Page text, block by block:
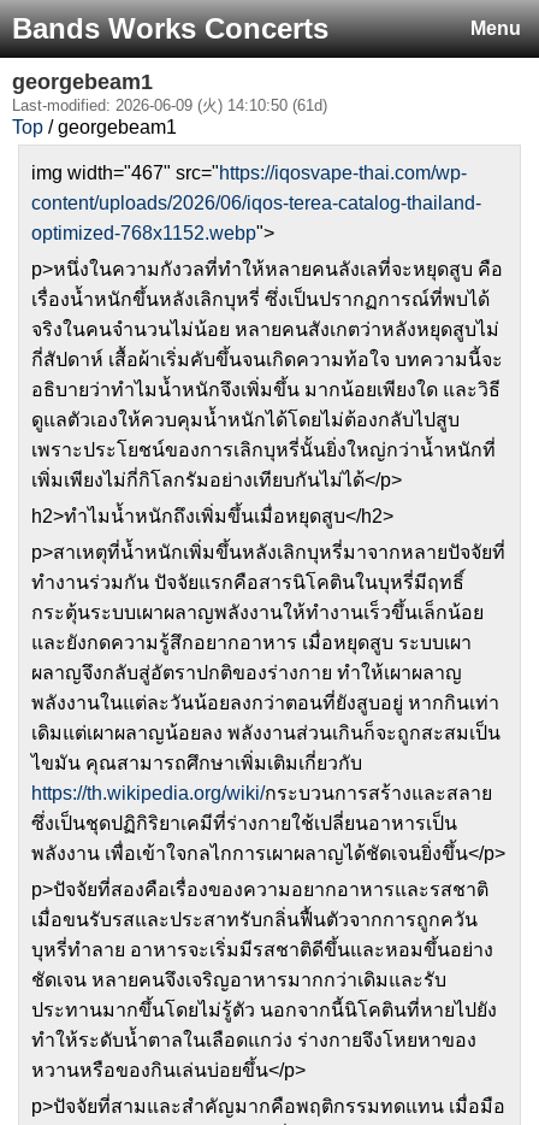
Menu
Bands Works Concerts
georgebeam1
Last-modified: 2026-06-09 (火) 14:10:50 (61d)
Top / georgebeam1
img width="467" src="https://iqosvape-thai.com/wp-
content/uploads/2026/06/iqos-terea-catalog-thailand-
optimized-768x1152.webp">
p>หนึ่งในความกังวลที่ทำให้หลายคนลังเลที่จะหยุดสูบ คือ
เรื่องน้ำหนักขึ้นหลังเลิกบุหรี่ ซึ่งเป็นปรากฏการณ์ที่พบได้
จริงในคนจำนวนไม่น้อย หลายคนสังเกตว่าหลังหยุดสูบไม่
กี่สัปดาห์ เสื้อผ้าเริ่มคับขึ้นจนเกิดความท้อใจ บทความนี้จะ
อธิบายว่าทำไมน้ำหนักจึงเพิ่มขึ้น มากน้อยเพียงใด และวิธี
ดูแลตัวเองให้ควบคุมน้ำหนักได้โดยไม่ต้องกลับไปสูบ
เพราะประโยชน์ของการเลิกบุหรี่นั้นยิ่งใหญ่กว่าน้ำหนักที่
เพิ่มเพียงไม่กี่กิโลกรัมอย่างเทียบกันไม่ได้</p>
h2>ทำไมน้ำหนักถึงเพิ่มขึ้นเมื่อหยุดสูบ</h2>
p>สาเหตุที่น้ำหนักเพิ่มขึ้นหลังเลิกบุหรี่มาจากหลายปัจจัยที่
ทำงานร่วมกัน ปัจจัยแรกคือสารนิโคตินในบุหรี่มีฤทธิ์
กระตุ้นระบบเผาผลาญพลังงานให้ทำงานเร็วขึ้นเล็กน้อย
และยังกดความรู้สึกอยากอาหาร เมื่อหยุดสูบ ระบบเผา
ผลาญจึงกลับสู่อัตราปกติของร่างกาย ทำให้เผาผลาญ
พลังงานในแต่ละวันน้อยลงกว่าตอนที่ยังสูบอยู่ หากกินเท่า
เดิมแต่เผาผลาญน้อยลง พลังงานส่วนเกินก็จะถูกสะสมเป็น
ไขมัน คุณสามารถศึกษาเพิ่มเติมเกี่ยวกับ
https://th.wikipedia.org/wiki/กระบวนการสร้างและสลาย
ซึ่งเป็นชุดปฏิกิริยาเคมีที่ร่างกายใช้เปลี่ยนอาหารเป็น
พลังงาน เพื่อเข้าใจกลไกการเผาผลาญได้ชัดเจนยิ่งขึ้น</p>
p>ปัจจัยที่สองคือเรื่องของความอยากอาหารและรสชาติ
เมื่อขนรับรสและประสาทรับกลิ่นฟื้นตัวจากการถูกควัน
บุหรี่ทำลาย อาหารจะเริ่มมีรสชาติดีขึ้นและหอมขึ้นอย่าง
ชัดเจน หลายคนจึงเจริญอาหารมากกว่าเดิมและรับ
ประทานมากขึ้นโดยไม่รู้ตัว นอกจากนี้นิโคตินที่หายไปยัง
ทำให้ระดับน้ำตาลในเลือดแกว่ง ร่างกายจึงโหยหาของ
หวานหรือของกินเล่นบ่อยขึ้น</p>
p>ปัจจัยที่สามและสำคัญมากคือพฤติกรรมทดแทน เมื่อมือ